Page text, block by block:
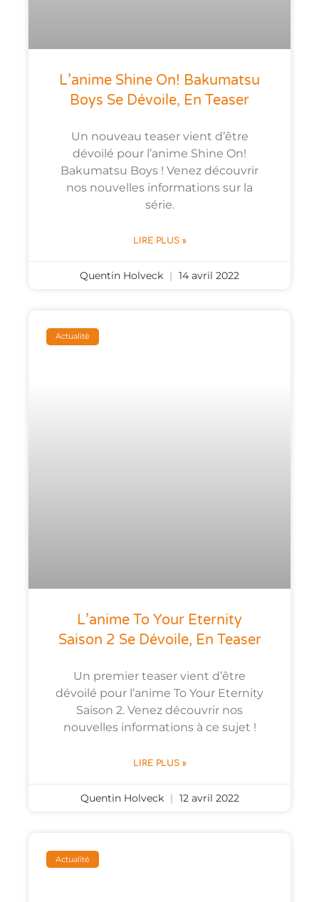
L’anime Shine On! Bakumatsu
Boys Se Dévoile, En Teaser
Un nouveau teaser vient d’être
dévoilé pour l’anime Shine On!
Bakumatsu Boys ! Venez découvrir
nos nouvelles informations sur la
série.
LIRE PLUS »
Quentin Holveck 14 avril 2022
Actualité
L’anime To Your Eternity
Saison 2 Se Dévoile, En Teaser
Un premier teaser vient d’être
dévoilé pour l’anime To Your Eternity
Saison 2. Venez découvrir nos
nouvelles informations à ce sujet !
LIRE PLUS »
Quentin Holveck 12 avril 2022
Actualité